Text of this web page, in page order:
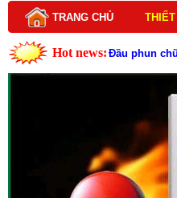
TRANG CHỦ
Hot news: Đầu phun
Cách kiểm
Cấu tạo và
Tìm hiểu
Các loại
Thang dây
Cấu tạo đầu
Kim thu sét
Đầu phun